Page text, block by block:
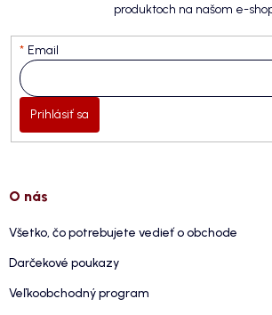
produktoch na našom e-
Email
Prihlásiť sa
O nás
Všetko, čo potrebujete vedieť o obchode
Darčekové poukazy
Veľkoobchodný program